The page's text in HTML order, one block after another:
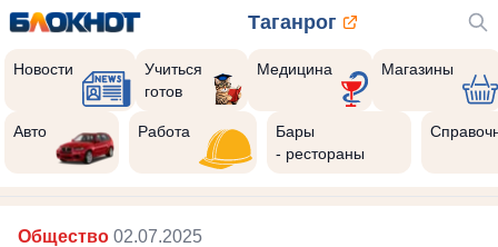
Таганрог
Новости
Учиться
готов
Медицина Магазины
Авто Работа
Бары
- рестораны
Общество 02.07.2025